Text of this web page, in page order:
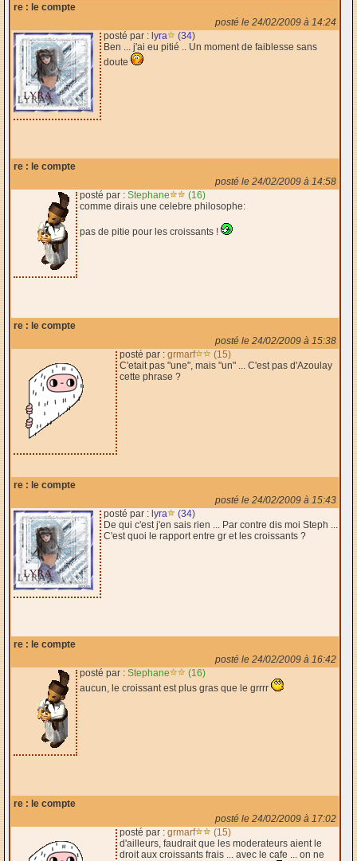
re : le compte
posté le 24/02/2009 à 14:24
posté par : lyra
(34)
Ben ... j'ai eu pitié .. Un moment de faiblesse sans
doute
re : le compte
posté le 24/02/2009 à 14:58
posté par : Stephane
(16)
comme dirais une celebre philosophe:
pas de pitie pour les croissants !
re : le compte
posté le 24/02/2009 à 15:38
posté par : grmarf
(15)
C'etait pas "une", mais "un" ... C'est pas d'Azoulay
cette phrase ?
re : le compte
posté le 24/02/2009 à 15:43
posté par : lyra
(34)
De qui c'est j'en sais rien ... Par contre dis moi Steph ...
C'est quoi le rapport entre gr et les croissants ?
re : le compte
posté le 24/02/2009 à 16:42
posté par : Stephane
(16)
aucun, le croissant est plus gras que le grrrr
re : le compte
posté le 24/02/2009 à 17:02
posté par : grmarf
(15)
d'ailleurs, faudrait que les moderateurs aient le
droit aux croissants frais ... avec le cafe ... on ne